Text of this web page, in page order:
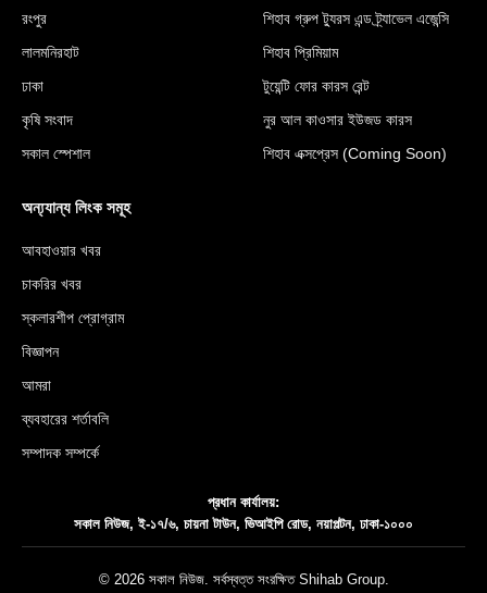
রংপুর
লালমনিরহাট
ঢাকা
কৃষি সংবাদ
সকাল স্পেশাল
শিহাব গ্রুপ ট্যুরস এন্ড ট্র্যাভেল এজেন্সি
শিহাব প্রিমিয়াম
টুয়েন্টি ফোর কারস রেন্ট
নুর আল কাওসার ইউজড কারস
শিহাব এক্সপ্রেস (Coming Soon)
অন্য্যান্য লিংক সমূহ
আবহাওয়ার খবর
চাকরির খবর
স্কলারশীপ প্রোগ্রাম
বিজ্ঞাপন
আমরা
ব্যবহারের শর্তাবলি
সম্পাদক সম্পর্কে
প্রধান কার্যালয়:
সকাল নিউজ, ই-১৭/৬, চায়না টাউন, ভিআইপি রোড, নয়াপল্টন, ঢাকা-১০০০
© 2026 সকাল নিউজ. সর্বস্বত্ত সংরক্ষিত Shihab Group.